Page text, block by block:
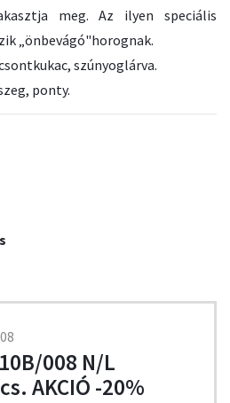
meg. Az ilyen speciális
„önbevágó"horognak.
szúnyoglárva.
ponty.
008 N/L
AKCIÓ -20%